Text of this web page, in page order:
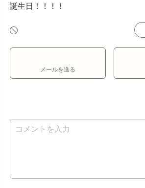
誕生日！！！！
メールを送る